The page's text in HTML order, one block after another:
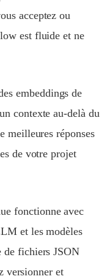
acceptez ou
est fluide et ne
embeddings de
contexte au-delà du
meilleures réponses
de votre projet
fonctionne avec
et les modèles
de fichiers JSON
versionner et